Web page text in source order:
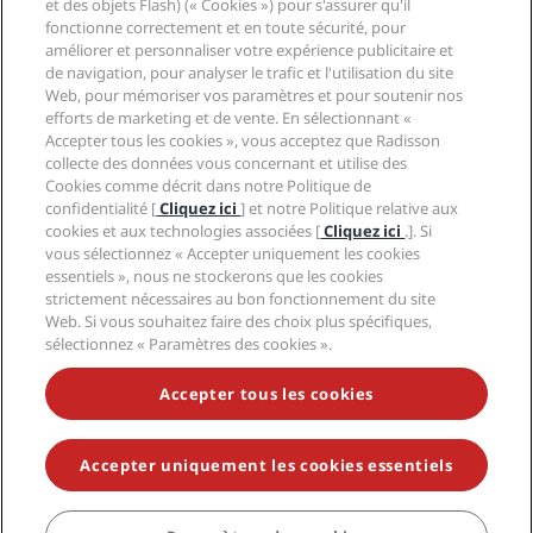
Hôtels adaptés aux sportifs
Hôtels adaptés aux Familles
Santé et sécurité
Médias
Carrières RHG
Carrières PPHE
Carrières EHL
The Club by RHG
Opportunités de développement
Entreprise responsable
Approvisionnement
Centre de confidentialité
Mentions légales
Conditions générales Radisson Rewards
Contrat d’utilisation du site
Accessibilité numérique
Déclaration sur l’esclavage moderne
Aide
Avis aux consommateurs
Contact
FAQ
Plan du site
Médias sociaux
Marques Radisson Hotels
NE MANQUEZ AUCUNE DE NOS OFFRES LES PLUS
POPULAIRES
© 2026 Radisson Hotel Group.Tous droits réservés. RHG Radisson
Hotel Group, Radisson, Radisson RED, Radisson Blu, Radisson Collection,
Radisson Individuals, Park Plaza, Park Inn, Country Inn & Suites, Prize by
Radisson, Radisson Rewards, et Radisson Meetings sont des marques
et des objets Flash) (« Cookies ») pour s'assurer qu'il
fonctionne correctement et en toute sécurité, pour
améliorer et personnaliser votre expérience publicitaire et
de navigation, pour analyser le trafic et l'utilisation du site
Web, pour mémoriser vos paramètres et pour soutenir nos
efforts de marketing et de vente. En sélectionnant «
Accepter tous les cookies », vous acceptez que Radisson
collecte des données vous concernant et utilise des
Cookies comme décrit dans notre Politique de
confidentialité [Cliquez ici] et notre Politique relative aux
cookies et aux technologies associées [Cliquez ici .]. Si
vous sélectionnez « Accepter uniquement les cookies
essentiels », nous ne stockerons que les cookies
strictement nécessaires au bon fonctionnement du site
Web. Si vous souhaitez faire des choix plus spécifiques,
sélectionnez « Paramètres des cookies ».
Accepter tous les cookies
Accepter uniquement les cookies essentiels